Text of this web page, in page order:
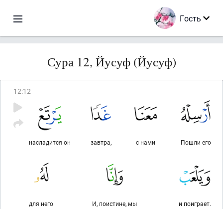
Гость
Сура 12, Йусуф (Йусуф)
12:12
Пошли его
с нами
завтра,
насладится он
и поиграет.
И, поистине, мы
для него